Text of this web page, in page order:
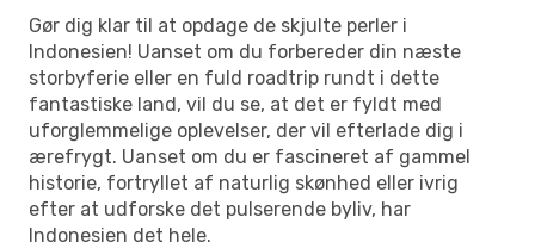
Gør dig klar til at opdage de skjulte perler i
Indonesien! Uanset om du forbereder din næste
storbyferie eller en fuld roadtrip rundt i dette
fantastiske land, vil du se, at det er fyldt med
uforglemmelige oplevelser, der vil efterlade dig i
ærefrygt. Uanset om du er fascineret af gammel
historie, fortryllet af naturlig skønhed eller ivrig
efter at udforske det pulserende byliv, har
Indonesien det hele.